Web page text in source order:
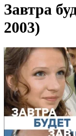
Завтра
2003)